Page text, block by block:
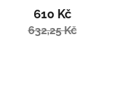
610 Kč
632,25 Kč